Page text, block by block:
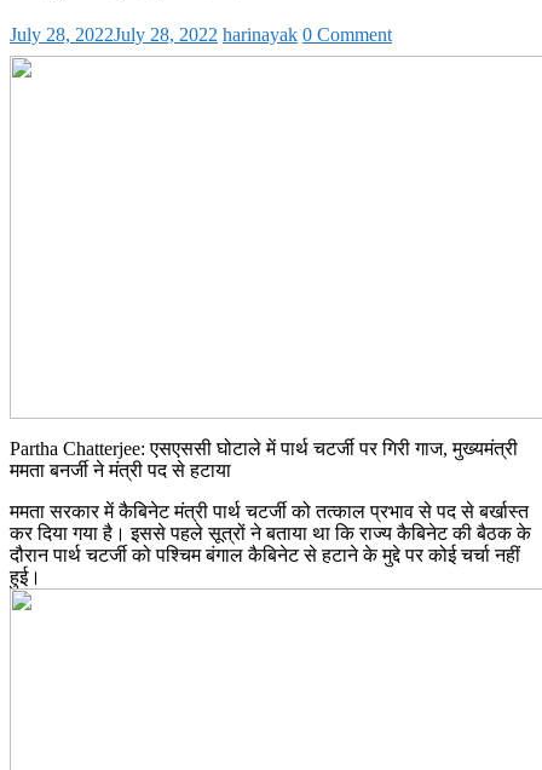
July 28, 2022July 28, 2022 harinayak 0 Comment
Partha Chatterjee: एसएससी घोटाले में पार्थ चटर्जी पर गिरी गाज, मुख्यमंत्री
ममता बनर्जी ने मंत्री पद से हटाया
ममता सरकार में कैबिनेट मंत्री पार्थ चटर्जी को तत्काल प्रभाव से पद से बर्खास्त
कर दिया गया है। इससे पहले सूत्रों ने बताया था कि राज्य कैबिनेट की बैठक के
दौरान पार्थ चटर्जी को पश्चिम बंगाल कैबिनेट से हटाने के मुद्दे पर कोई चर्चा नहीं
हुई।